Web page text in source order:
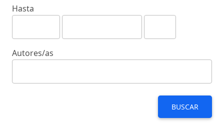
Hasta
Autores/as
BUSCAR